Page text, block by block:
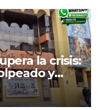
la crisis:
y
nuevo
obras